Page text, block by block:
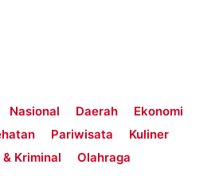
Nasional Daerah
Ekonomi
Pariwisata
Kuliner
& Kriminal
Olahraga